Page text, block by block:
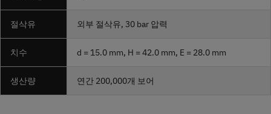
절삭유 외부 절삭유, 30 bar 압력
치수 d = 15.0 mm, H = 42.0 mm, E = 28.0 mm
생산량 연간 200,000개 보어